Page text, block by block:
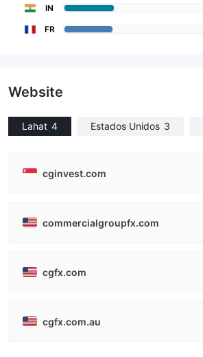
IN
FR
Website
Lahat 4 Estados Unidos 3
cginvest.com
commercialgroupfx.com
cgfx.com
cgfx.com.au